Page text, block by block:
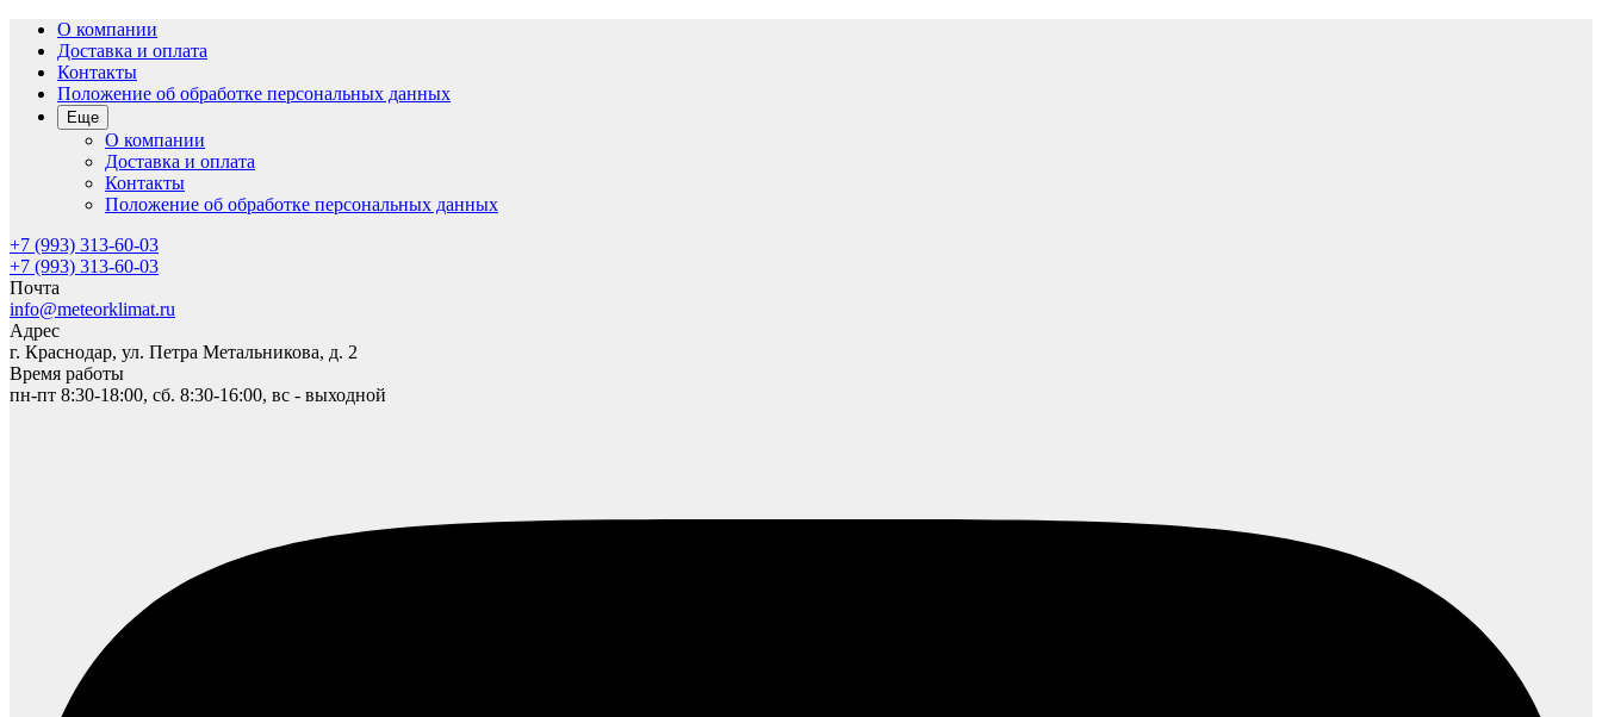
О компании
Доставка и оплата
Контакты
Положение об обработке персональных данных
Еще
О компании
Доставка и оплата
Контакты
Положение об обработке персональных данных
+7 (993) 313-60-03
+7 (993) 313-60-03
Почта
info@meteorklimat.ru
Адрес
г. Краснодар, ул. Петра Метальникова, д. 2
Время работы
пн-пт 8:30-18:00, сб. 8:30-16:00, вс - выходной